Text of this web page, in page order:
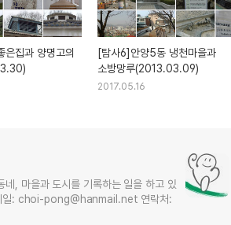
집과 양명고의
[탐사6]안양5동 냉천마을과
소방망루(2013.03.09)
2017.05.16
네, 마을과 도시를 기록하는 일을 하고 있
일: choi-pong@hanmail.net 연락처: